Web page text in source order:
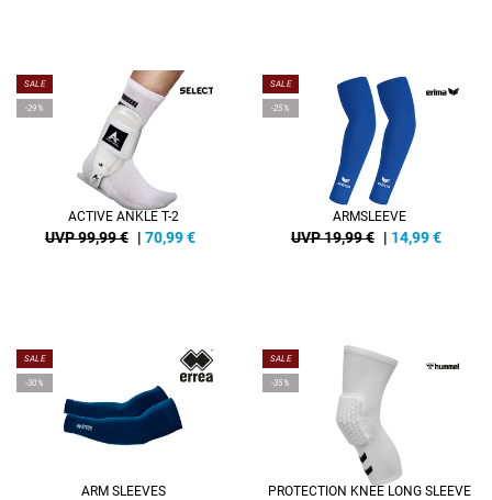
SALE
-29%
ACTIVE ANKLE T-2
UVP 99,99 € | 70,99€
SALE
-25%
ARMSLEEVE
UVP 19,99 € | 14,99€
SALE
-30%
ARM SLEEVES
SALE
-35%
PROTECTION KNEE LONG SLEEVE